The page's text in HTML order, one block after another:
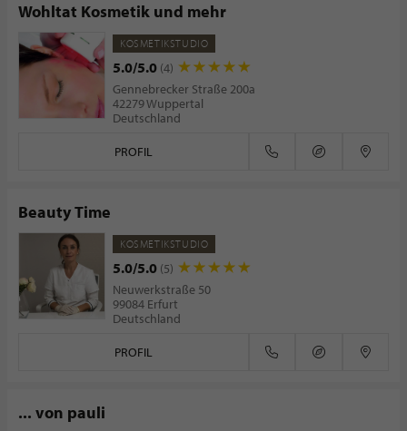
Wohltat Kosmetik und mehr
KOSMETIKSTUDIO
5.0/5.0 (4)
Gennebrecker Straße 200a
42279 Wuppertal
Deutschland
PROFIL
Beauty Time
KOSMETIKSTUDIO
5.0/5.0 (5)
Neuwerkstraße 50
99084 Erfurt
Deutschland
PROFIL
... von pauli